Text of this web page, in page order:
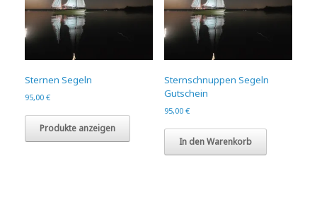
Sternen Segeln
95,00 €
Produkte anzeigen
Sternschnuppen Segeln
Gutschein
95,00 €
In den Warenkorb